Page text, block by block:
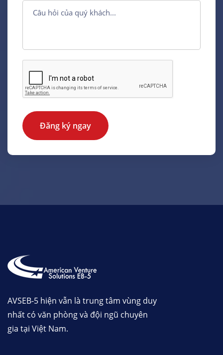
Đăng ký ngay
AVSEB-5 hiện vẫn là trung tâm vùng duy
nhất có văn phòng và đội ngũ chuyên
gia tại Việt Nam.